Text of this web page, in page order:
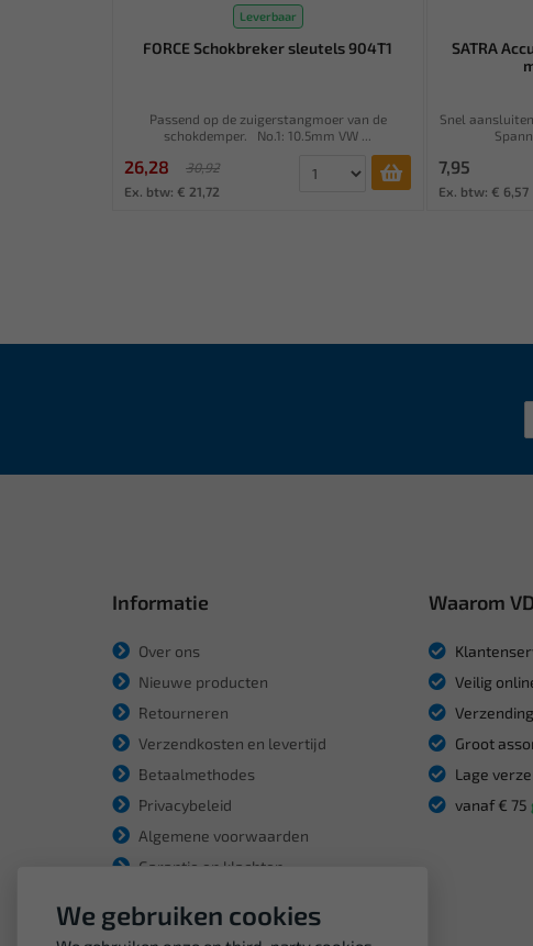
Leverbaar
FORCE Schokbreker sleutels 904T1
Passend op de zuigerstangmoer van de
schokdemper. No.1: 10.5mm VW ...
26,28
30,92
Ex. btw: € 21,72
SATRA
Snel
7,95
Ex. btw: € 6,57
Informatie
Over ons
Nieuwe producten
Retourneren
Verzendkosten en levertijd
Betaalmethodes
Privacybeleid
Algemene voorwaarden
Garantie en klachten
Waarom
Veilig
Groot
Lage
vanaf € 75
We gebruiken cookies